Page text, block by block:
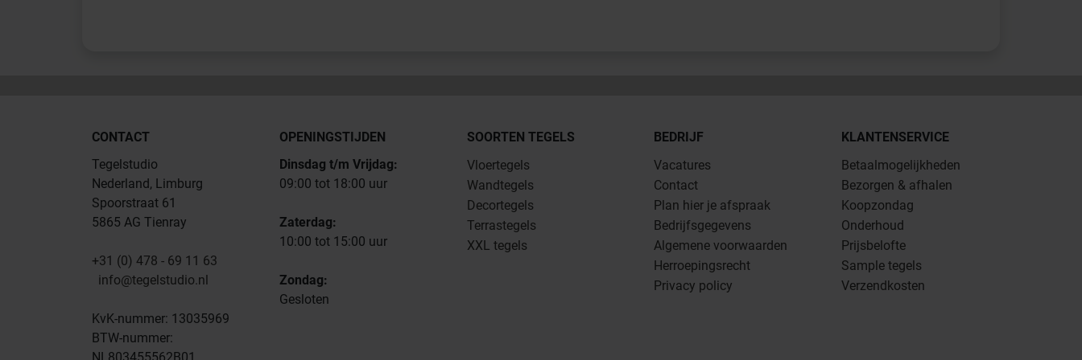
CONTACT
Tegelstudio
Nederland, Limburg
Spoorstraat 61
5865 AG Tienray
+31 (0) 478 - 69 11 63
info@tegelstudio.nl
KvK-nummer: 13035969
BTW-nummer:
NL803455562B01
OPENINGSTIJDEN
Dinsdag t/m Vrijdag:
09:00 tot 18:00 uur
Zaterdag:
10:00 tot 15:00 uur
Zondag:
Gesloten
SOORTEN TEGELS
Vloertegels
Wandtegels
Decortegels
Terrastegels
XXL tegels
BEDRIJF
Vacatures
Contact
Plan hier je afspraak
Bedrijfsgegevens
Algemene voorwaarden
Herroepingsrecht
Privacy policy
KLANTENSERVICE
Betaalmogelijkheden
Bezorgen & afhalen
Koopzondag
Onderhoud
Prijsbelofte
Sample tegels
Verzendkosten